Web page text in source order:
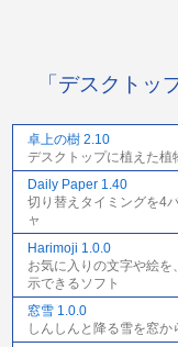
「デスクトッ
卓上の樹 2.10
デスクトップに植えた植
Daily Paper 1.40
切り替えタイミングを4
ャ
Harimoji 1.0.0
お気に入りの文字や絵
示できるソフト
窓雪 1.0.0
しんしんと降る雪を窓